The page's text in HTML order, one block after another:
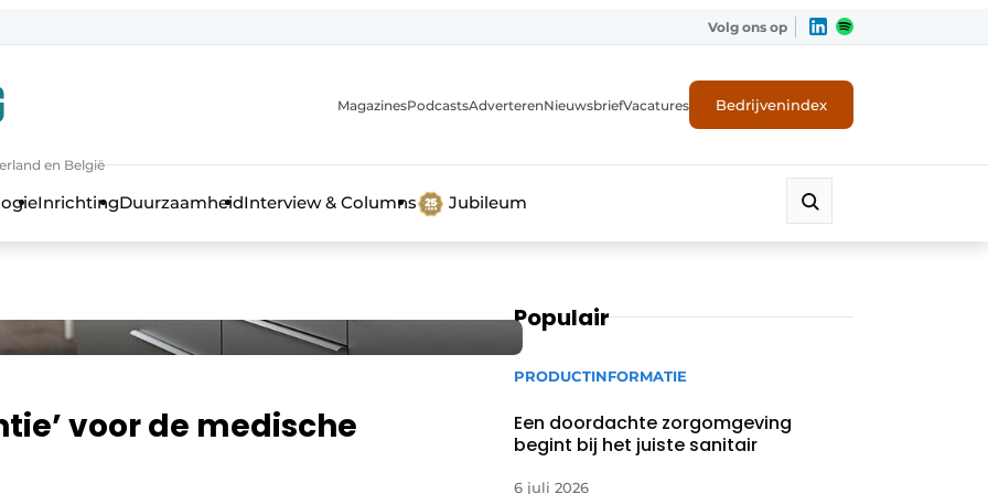
Volg ons op
en België
MagazinesPodcastsAdverterenNieuwsbriefVacatures Bedrijvenindex
InrichtingDuurzaamheidInterview & Columns Jubileum
voor de medische
Populair
PRODUCTINFORMATIE
Een doordachte zorgomgeving
begint bij het juiste sanitair
6 juli 2026